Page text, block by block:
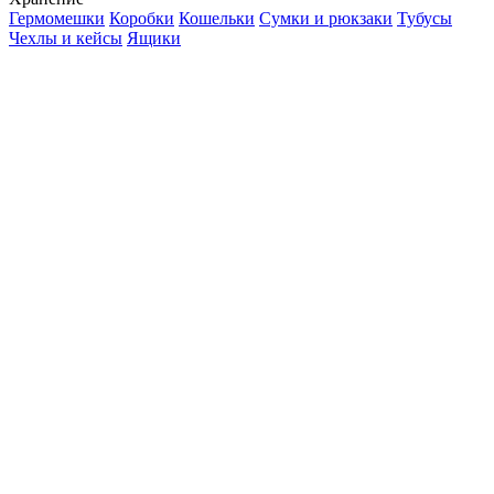
Гермомешки Коробки Кошельки Сумки и рюкзаки Тубусы
Чехлы и кейсы Ящики